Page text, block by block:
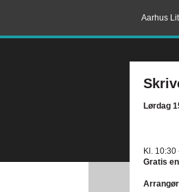
Aarhus
Lørdag
Kl. 10:30
Gratis